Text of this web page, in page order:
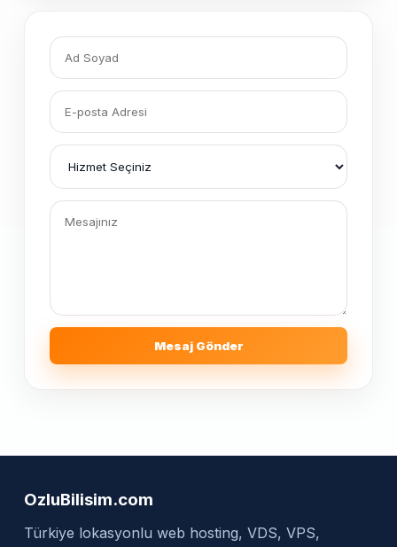
Mesaj Gönder
OzluBilisim.com
Türkiye lokasyonlu web hosting, VDS, VPS,